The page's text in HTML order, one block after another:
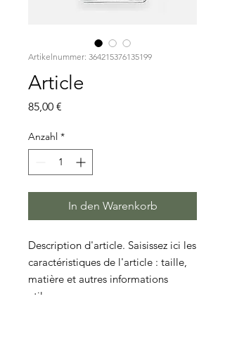
Artikelnummer: 364215376135199
Article
85,00 €
Anzahl *
In den Warenkorb
Description d'article. Saisissez ici les
caractéristiques de l'article : taille,
matière et autres informations
utiles.